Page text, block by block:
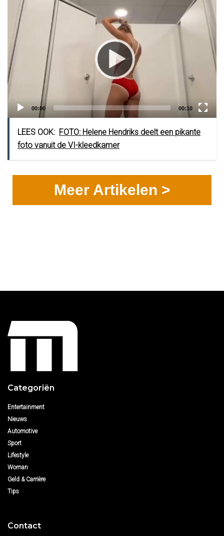
Video
Player
Current
time
00:00
Total
duration
00:10
LEES OOK: FOTO: Helene Hendriks deelt een pikante
foto vanuit de VI-kleedkamer
Meer Artikelen >
Categoriën
Entertainment
Nieuws
Automotive
Sport
Lifestyle
Woman
Geld & Carrière
Tips
Contact